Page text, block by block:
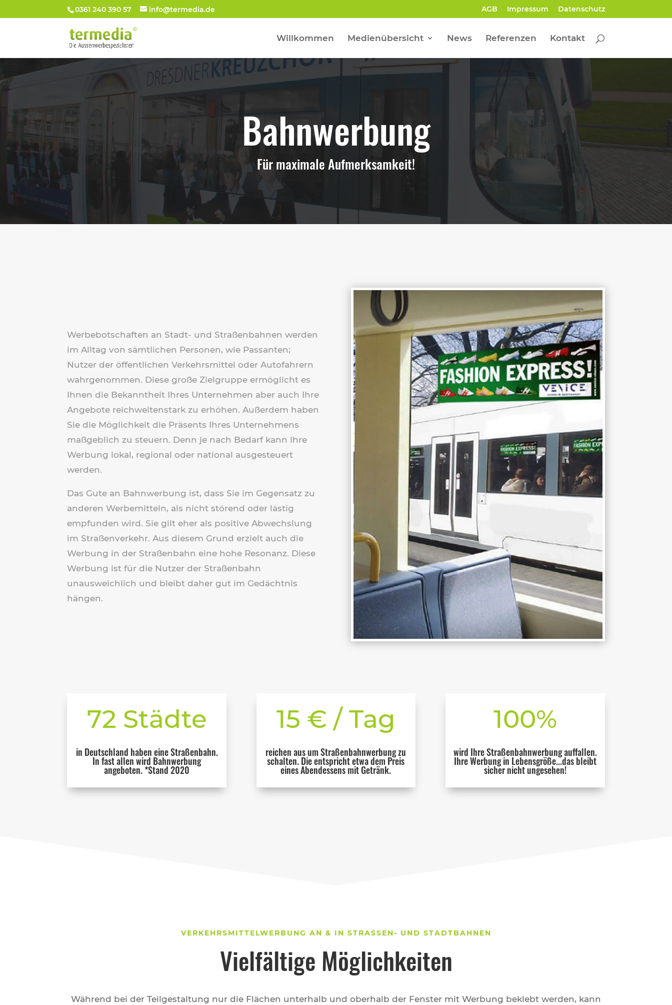
0361 240 390 57 info@termedia.de AGB Impressum Datenschutz
Willkommen Medienübersicht News Referenzen Kontakt
Bahnwerbung
Für maximale Aufmerksamkeit!
Werbebotschaften an Stadt- und Straßenbahnen werden
im Alltag von sämtlichen Personen, wie Passanten;
Nutzer der öffentlichen Verkehrsmittel oder Autofahrern
wahrgenommen. Diese große Zielgruppe ermöglicht es
Ihnen die Bekanntheit Ihres Unternehmen aber auch Ihre
Angebote reichweitenstark zu erhöhen. Außerdem haben
Sie die Möglichkeit die Präsents Ihres Unternehmens
maßgeblich zu steuern. Denn je nach Bedarf kann Ihre
Werbung lokal, regional oder national ausgesteuert
werden.
Das Gute an Bahnwerbung ist, dass Sie im Gegensatz zu
anderen Werbemitteln, als nicht störend oder lästig
empfunden wird. Sie gilt eher als positive Abwechslung
im Straßenverkehr. Aus diesem Grund erzielt auch die
Werbung in der Straßenbahn eine hohe Resonanz. Diese
Werbung ist für die Nutzer der Straßenbahn
unausweichlich und bleibt daher gut im Gedächtnis
hängen.
72 Städte
in Deutschland haben eine Straßenbahn.
In fast allen wird Bahnwerbung
angeboten. *Stand 2020
15 € / Tag
reichen aus um Straßenbahnwerbung zu
schalten. Die entspricht etwa dem Preis
eines Abendessens mit Getränk.
100%
wird Ihre Straßenbahnwerbung auffallen.
Ihre Werbung in Lebensgröße...das bleibt
sicher nicht ungesehen!
VERKEHRSMITTELWERBUNG AN & IN STRASSEN- UND STADTBAHNEN
Vielfältige Möglichkeiten
Während bei der Teilgestaltung nur die Flächen unterhalb und oberhalb der Fenster mit Werbung beklebt werden, kann